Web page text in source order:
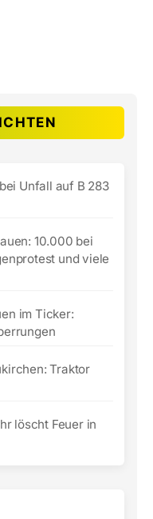
Unfall auf B 283
10.000 bei
und viele
im Ticker:
Traktor
löscht Feuer in